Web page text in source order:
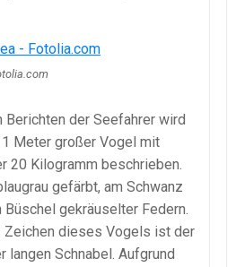
Berichten der Seefahrer wird
Meter großer Vogel mit
20 Kilogramm beschrieben.
gefärbt, am Schwanz
Büschel gekräuselter Federn.
Zeichen dieses Vogels ist der
langen Schnabel. Aufgrund